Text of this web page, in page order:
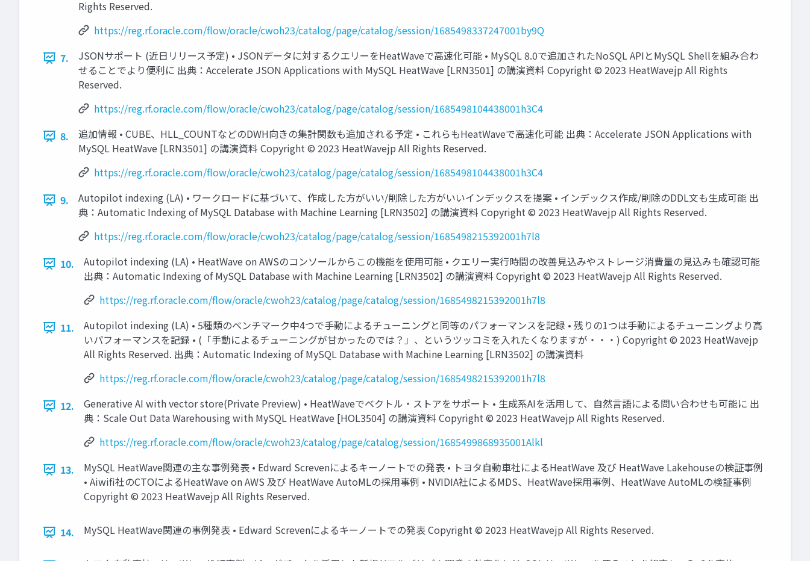
Rights Reserved.
https://reg.rf.oracle.com/flow/oracle/cwoh23/catalog/page/catalog/session/1685498337247001by9Q
7.
JSONサポート (近日リリース予定) • JSONデータに対するクエリーをHeatWaveで高速化可能 • MySQL 8.0で追加されたNoSQL APIとMySQL Shellを組み合わ
せることでより便利に 出典：Accelerate JSON Applications with MySQL HeatWave [LRN3501] の講演資料 Copyright © 2023 HeatWavejp All Rights
Reserved.
https://reg.rf.oracle.com/flow/oracle/cwoh23/catalog/page/catalog/session/1685498104438001h3C4
8.
追加情報 • CUBE、HLL_COUNTなどのDWH向きの集計関数も追加される予定 • これらもHeatWaveで高速化可能 出典：Accelerate JSON Applications with
MySQL HeatWave [LRN3501] の講演資料 Copyright © 2023 HeatWavejp All Rights Reserved.
https://reg.rf.oracle.com/flow/oracle/cwoh23/catalog/page/catalog/session/1685498104438001h3C4
9.
Autopilot indexing (LA) • ワークロードに基づいて、作成した方がいい/削除した方がいいインデックスを提案 • インデックス作成/削除のDDL文も生成可能 出
典：Automatic Indexing of MySQL Database with Machine Learning [LRN3502] の講演資料 Copyright © 2023 HeatWavejp All Rights Reserved.
https://reg.rf.oracle.com/flow/oracle/cwoh23/catalog/page/catalog/session/1685498215392001h7l8
10.
Autopilot indexing (LA) • HeatWave on AWSのコンソールからこの機能を使用可能 • クエリー実行時間の改善見込みやストレージ消費量の見込みも確認可能
出典：Automatic Indexing of MySQL Database with Machine Learning [LRN3502] の講演資料 Copyright © 2023 HeatWavejp All Rights Reserved.
https://reg.rf.oracle.com/flow/oracle/cwoh23/catalog/page/catalog/session/1685498215392001h7l8
11.
Autopilot indexing (LA) • 5種類のベンチマーク中4つで手動によるチューニングと同等のパフォーマンスを記録 • 残りの1つは手動によるチューニングより高
いパフォーマンスを記録 • (「手動によるチューニングが甘かったのでは？」、というツッコミを入れたくなりますが・・・) Copyright © 2023 HeatWavejp
All Rights Reserved. 出典：Automatic Indexing of MySQL Database with Machine Learning [LRN3502] の講演資料
https://reg.rf.oracle.com/flow/oracle/cwoh23/catalog/page/catalog/session/1685498215392001h7l8
12.
Generative AI with vector store(Private Preview) • HeatWaveでベクトル・ストアをサポート • 生成系AIを活用して、自然言語による問い合わせも可能に 出
典：Scale Out Data Warehousing with MySQL HeatWave [HOL3504] の講演資料 Copyright © 2023 HeatWavejp All Rights Reserved.
https://reg.rf.oracle.com/flow/oracle/cwoh23/catalog/page/catalog/session/1685499868935001Alkl
13.
MySQL HeatWave関連の主な事例発表 • Edward Screvenによるキーノートでの発表 • トヨタ自動車社によるHeatWave 及び HeatWave Lakehouseの検証事例
• Aiwifi社のCTOによるHeatWave on AWS 及び HeatWave AutoMLの採用事例 • NVIDIA社によるMDS、HeatWave採用事例、HeatWave AutoMLの検証事例
Copyright © 2023 HeatWavejp All Rights Reserved.
14. MySQL HeatWave関連の事例発表 • Edward Screvenによるキーノートでの発表 Copyright © 2023 HeatWavejp All Rights Reserved.